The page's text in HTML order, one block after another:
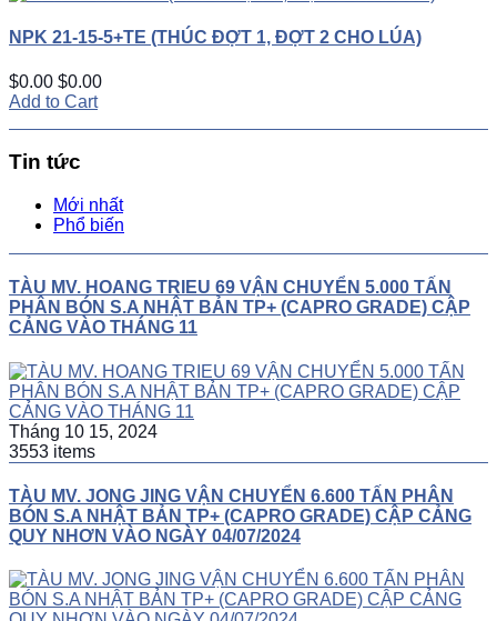
NPK 21-15-5+TE (THÚC ĐỢT 1, ĐỢT 2 CHO LÚA)
$0.00 $0.00
Add to Cart
Tin tức
Mới nhất
Phổ biến
TÀU MV. HOANG TRIEU 69 VẬN CHUYỂN 5.000 TẤN
PHÂN BÓN S.A NHẬT BẢN TP+ (CAPRO GRADE) CẬP
CẢNG VÀO THÁNG 11
Tháng 10 15, 2024
3553 items
TÀU MV. JONG JING VẬN CHUYỂN 6.600 TẤN PHÂN
BÓN S.A NHẬT BẢN TP+ (CAPRO GRADE) CẬP CẢNG
QUY NHƠN VÀO NGÀY 04/07/2024